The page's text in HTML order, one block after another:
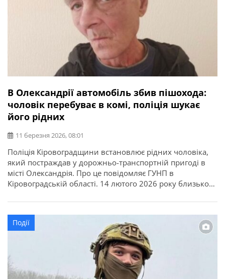
В Олександрії автомобіль збив пішохода:
чоловік перебуває в комі, поліція шукає
його рідних
11 березня 2026, 08:01
Поліція Кіровоградщини встановлює рідних чоловіка,
який постраждав у дорожньо-транспортній пригоді в
місті Олександрія. Про це повідомляє ГУНП в
Кіровоградській області. 14 лютого 2026 року близько
Кіровоградське шосе водій автомобіля SUZUKI SX-4
допустив наїзд на пішохода — Семеніст Валерія
Івановича, 1965 року народження, який рухався у
попутному напрямку. Унаслідок […]
Події